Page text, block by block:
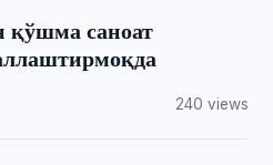
қўшма саноат
240 views